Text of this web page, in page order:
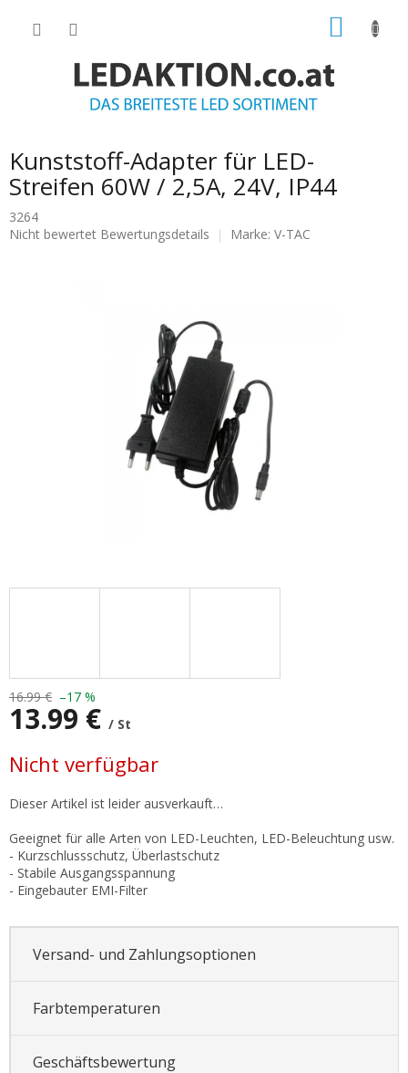
Kunststoff-Adapter für LED-
Streifen 60W / 2,5A, 24V, IP44
3264
Die
Nicht bewertet Bewertungsdetails Marke: V-TAC
16.99 € –17 %
13.99 € / St
Nicht verfügbar
Dieser Artikel ist leider ausverkauft…
Geeignet für alle Arten von LED-Leuchten, LED-Beleuchtung usw.
- Kurzschlussschutz, Überlastschutz
- Stabile Ausgangsspannung
- Eingebauter EMI-Filter
Versand- und Zahlungsoptionen
Farbtemperaturen
Geschäftsbewertung